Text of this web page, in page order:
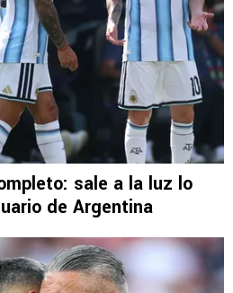
sale a la luz lo
de Argentina